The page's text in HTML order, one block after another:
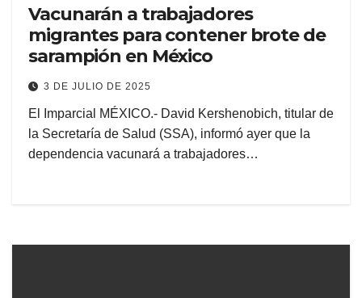
Vacunarán a trabajadores
migrantes para contener brote de
sarampión en México
3 DE JULIO DE 2025
El Imparcial MÉXICO.- David Kershenobich, titular de
la Secretaría de Salud (SSA), informó ayer que la
dependencia vacunará a trabajadores…